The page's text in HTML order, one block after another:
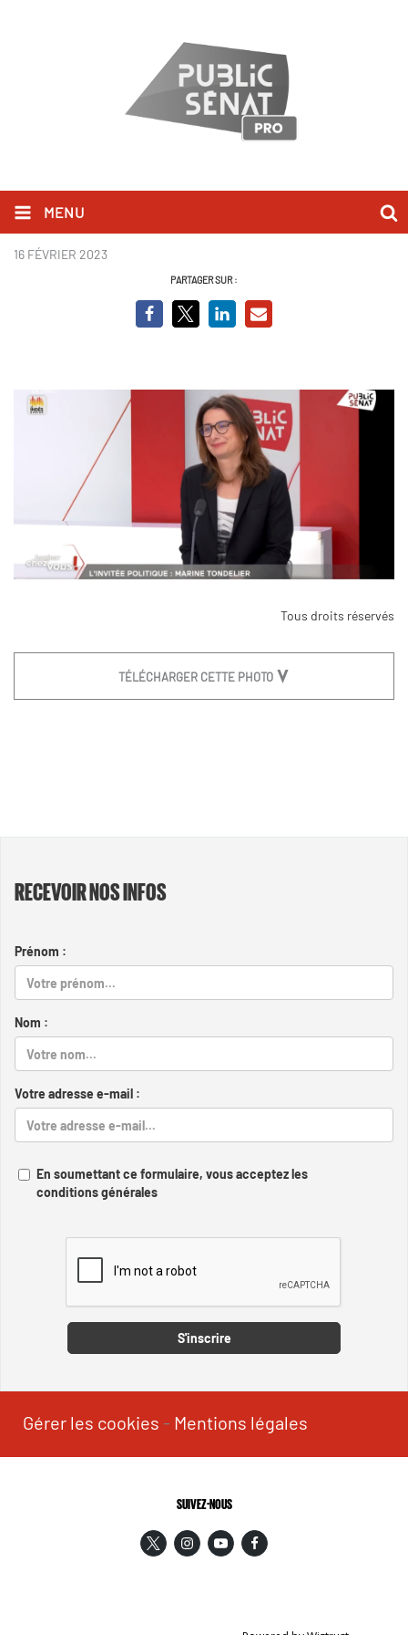
MENU
Marine Tondelier.jpg
16 FÉVRIER 2023
PARTAGER SUR :
Tous droits réservés
TÉLÉCHARGER CETTE PHOTO
RECEVOIR NOS INFOS
Prénom :
Nom :
Votre adresse e-mail :
En soumettant ce formulaire, vous acceptez les
conditions générales
S'inscrire
Gérer les cookies - Mentions légales
SUIVEZ-NOUS